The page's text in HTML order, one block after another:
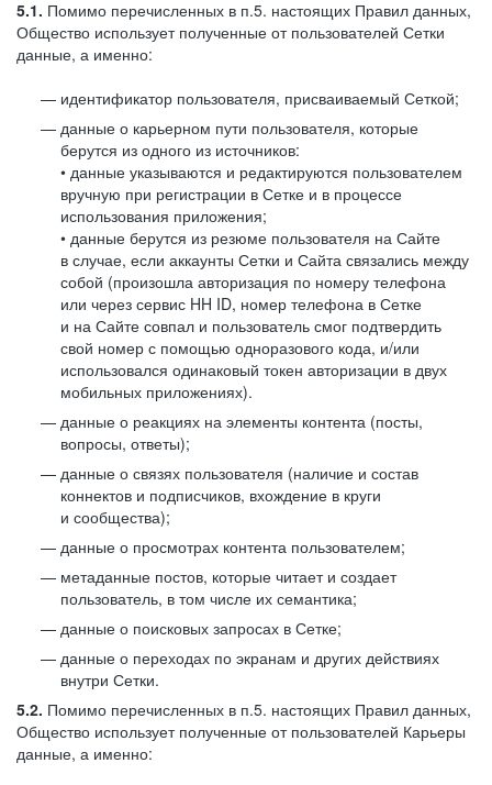
5.1. Помимо перечисленных в п.5. настоящих Правил данных,
Общество использует полученные от пользователей Сетки
данные, а именно:
идентификатор пользователя, присваиваемый Сеткой;
данные о карьерном пути пользователя, которые
берутся из одного из источников:
• данные указываются и редактируются пользователем
вручную при регистрации в Сетке и в процессе
использования приложения;
• данные берутся из резюме пользователя на Сайте
в случае, если аккаунты Сетки и Сайта связались между
собой (произошла авторизация по номеру телефона
или через сервис HH ID, номер телефона в Сетке
и на Сайте совпал и пользователь смог подтвердить
свой номер с помощью одноразового кода, и/или
использовался одинаковый токен авторизации в двух
мобильных приложениях).
данные о реакциях на элементы контента (посты,
вопросы, ответы);
данные о связях пользователя (наличие и состав
коннектов и подписчиков, вхождение в круги
и сообщества);
данные о просмотрах контента пользователем;
метаданные постов, которые читает и создает
пользователь, в том числе их семантика;
данные о поисковых запросах в Сетке;
данные о переходах по экранам и других действиях
внутри Сетки.
5.2. Помимо перечисленных в п.5. настоящих Правил данных,
Общество использует полученные от пользователей Карьеры
данные, а именно: